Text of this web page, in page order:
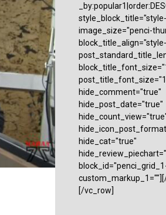
image_size="penci-
hide_comment="true"
hide_post_date="true"
hide_cat="true"
[/vc_row]